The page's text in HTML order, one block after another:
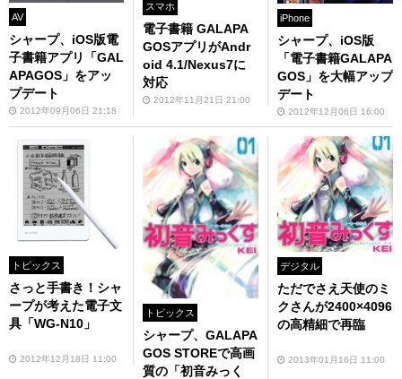
AV
シャープ、iOS版電
子書籍アプリ「GAL
APAGOS」をアッ
プデート
2012年09月06日 21:18
スマホ
電子書籍 GALAPA
GOSアプリがAndr
oid 4.1/Nexus7に
対応
2012年11月21日 21:00
iPhone
シャープ、iOS版
「電子書籍GALAPA
GOS」を大幅アップ
デート
2012年12月06日 16:00
トピックス
さっと手書き！シャ
ープが考えた電子文
具「WG-N10」
2012年12月18日 11:00
トピックス
シャープ、GALAPA
GOS STOREで高画
質の「初音みっく
デジタル
ただでさえ天使のミ
クさんが2400×4096
の高精細で再臨
2013年01月16日 11:00